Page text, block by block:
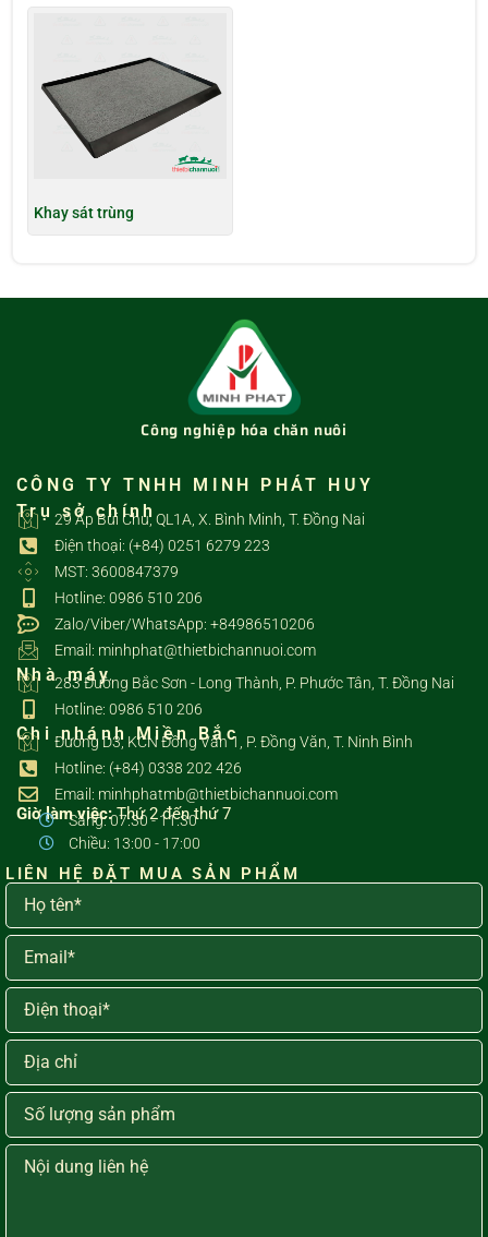
Khay sát trùng
Công nghiệp hóa chăn nuôi
CÔNG TY TNHH MINH PHÁT HUY
Trụ sở chính
29 Ấp Bùi Chu, QL1A, X. Bình Minh, T. Đồng Nai
Điện thoại: (+84) 0251 6279 223
MST: 3600847379
Hotline: 0986 510 206
Zalo/Viber/WhatsApp: +84986510206
Email: minhphat@thietbichannuoi.com
Nhà máy
283 Đường Bắc Sơn - Long Thành, P. Phước Tân, T. Đồng Nai
Hotline: 0986 510 206
Chi nhánh Miền Bắc
Đường D3, KCN Đồng Văn 1, P. Đồng Văn, T. Ninh Bình
Hotline: (+84) 0338 202 426
Email: minhphatmb@thietbichannuoi.com
Giờ làm việc:Thứ 2 đến thứ 7
Sáng: 07:30 - 11:30
Chiều: 13:00 - 17:00
LIÊN HỆ ĐẶT MUA SẢN PHẨM